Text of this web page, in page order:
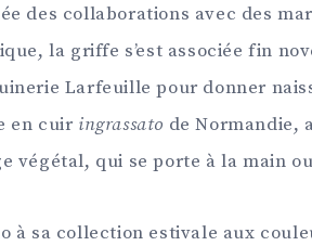
des collaborations avec des
​la griffe s’est associée fin
Larfeuille pour donner
en cuir ingrassato de Normandie,
végétal, qui se porte à la main
à sa collection estivale aux